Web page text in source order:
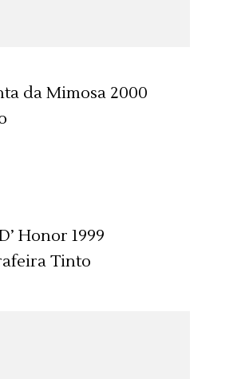
da Mimosa 2000
Honor 1999
Tinto